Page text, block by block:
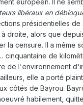
européen. Il ne
libéraux en
présidentielles
droite, alors que
la censure. Il a même
cinquantaine de
de l'environnement
elle a porté
côtés de Bayrou.
habilement,